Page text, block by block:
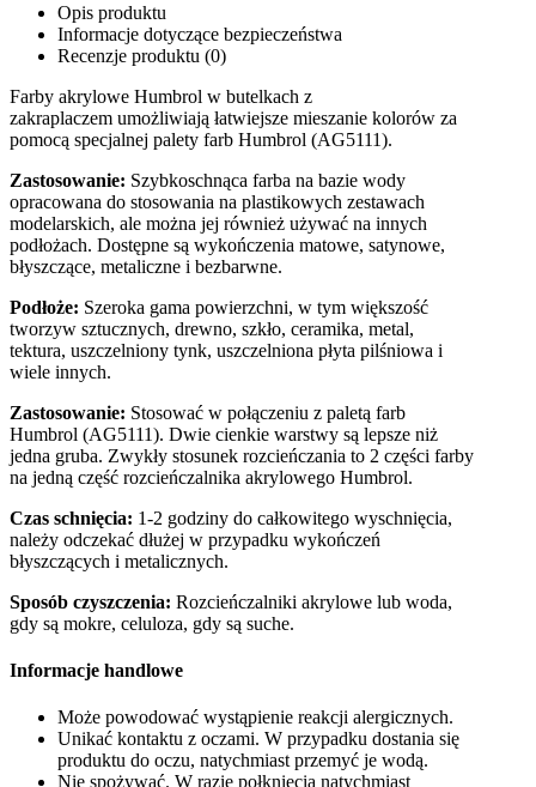
Opis produktu
Informacje dotyczące bezpieczeństwa
Recenzje produktu (0)
Farby akrylowe Humbrol w butelkach z
zakraplaczem umożliwiają łatwiejsze mieszanie kolorów za
pomocą specjalnej palety farb Humbrol (AG5111).
Zastosowanie: Szybkoschnąca farba na bazie wody
opracowana do stosowania na plastikowych zestawach
modelarskich, ale można jej również używać na innych
podłożach. Dostępne są wykończenia matowe, satynowe,
błyszczące, metaliczne i bezbarwne.
Podłoże: Szeroka gama powierzchni, w tym większość
tworzyw sztucznych, drewno, szkło, ceramika, metal,
tektura, uszczelniony tynk, uszczelniona płyta pilśniowa i
wiele innych.
Zastosowanie: Stosować w połączeniu z paletą farb
Humbrol (AG5111). Dwie cienkie warstwy są lepsze niż
jedna gruba. Zwykły stosunek rozcieńczania to 2 części farby
na jedną część rozcieńczalnika akrylowego Humbrol.
Czas schnięcia: 1-2 godziny do całkowitego wyschnięcia,
należy odczekać dłużej w przypadku wykończeń
błyszczących i metalicznych.
Sposób czyszczenia: Rozcieńczalniki akrylowe lub woda,
gdy są mokre, celuloza, gdy są suche.
Informacje handlowe
Może powodować wystąpienie reakcji alergicznych.
Unikać kontaktu z oczami. W przypadku dostania się
produktu do oczu, natychmiast przemyć je wodą.
Nie spożywać. W razie połknięcia natychmiast